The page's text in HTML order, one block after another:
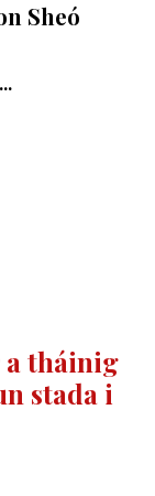
Sheó
a tháinig
stada i